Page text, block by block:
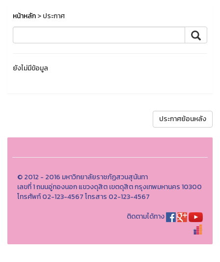
หน้าหลัก> ประกาศ
ยังไม่มีข้อมูล
ประกาศย้อนหลัง
© 2012 - 2016 มหาวิทยาลัยราชภัฏสวนสุนันทา
เลขที่ 1 ถนนอู่ทองนอก แขวงดุสิต เขตดุสิต กรุงเทพมหานคร 10300
โทรศัพท์ 02-123-4567 โทรสาร 02-123-4567
ติดตามได้ทาง